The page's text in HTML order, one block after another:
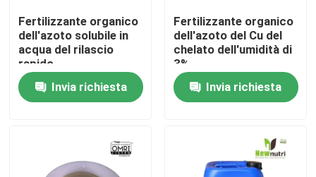
Casa
Prodotti
Circa noi
Giro della fabbrica
Fertilizzante organico
dell'azoto solubile in
acqua del rilascio
rapido
Invia richiesta
Fertilizzante organico
dell'azoto del Cu del
chelato dell'umidità di
3%
Invia richiesta